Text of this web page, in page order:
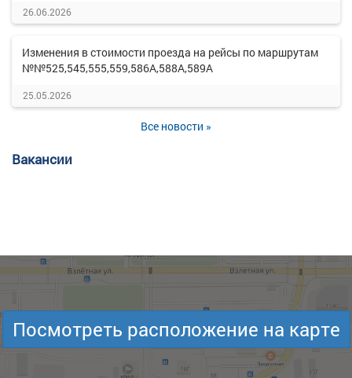
26.06.2026
Изменения в стоимости проезда на рейсы по маршрутам
№№525,545,555,559,586А,588А,589А
25.05.2026
Все новости »
Вакансии
Посмотреть расположение на карте